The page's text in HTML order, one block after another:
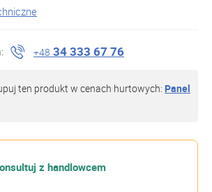
+48 34 333 67 76
ten produkt w cenach hurtowych: Panel
z handlowcem